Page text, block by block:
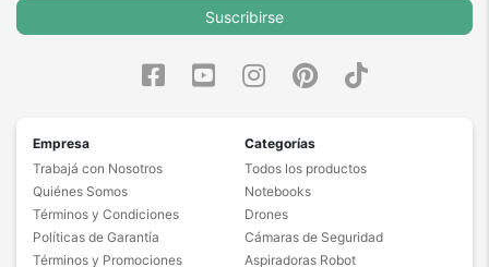
Suscribirse
Empresa
Trabajá con Nosotros
Quiénes Somos
Términos y Condiciones
Políticas de Garantía
Términos y Promociones
Categorías
Todos los productos
Notebooks
Drones
Cámaras de Seguridad
Aspiradoras Robot